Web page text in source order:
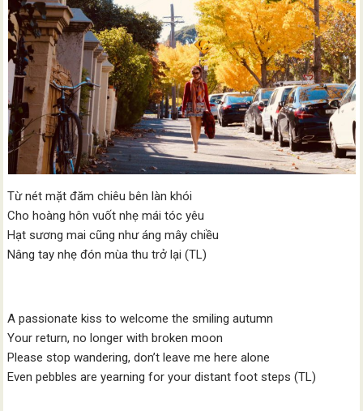
Từ nét mặt đăm chiêu bên làn khói
Cho hoàng hôn vuốt nhẹ mái tóc yêu
Hạt sương mai cũng như áng mây chiều
Nâng tay nhẹ đón mùa thu trở lại (TL)
A passionate kiss to welcome the smiling autumn
Your return, no longer with broken moon
Please stop wandering, don’t leave me here alone
Even pebbles are yearning for your distant foot steps (TL)